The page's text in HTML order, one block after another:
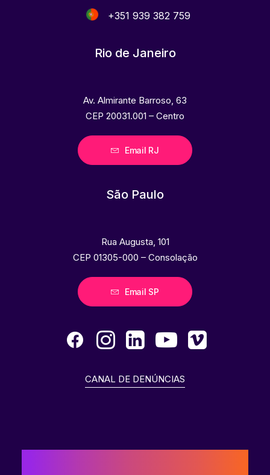
+351 939 382 759
Rio de Janeiro
Av. Almirante Barroso, 63
CEP 20031.001 – Centro
Email RJ
São Paulo
Rua Augusta, 101
CEP 01305-000 – Consolação
Email SP
CANAL DE DENÚNCIAS